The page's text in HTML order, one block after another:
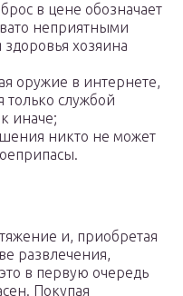
в цене обозначает
неприятными
хозяина
оружие в интернете,
только службой
иначе;
никто не может
и, приобретая
развлечения,
в первую очередь
Покупая